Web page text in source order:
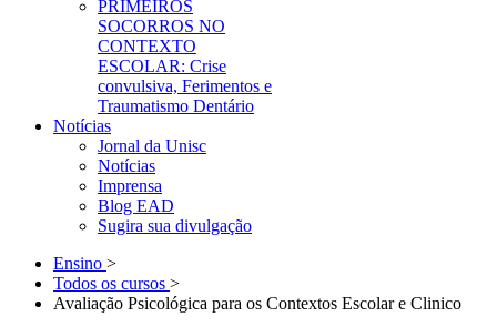
PRIMEIROS
SOCORROS NO
CONTEXTO
ESCOLAR: Crise
convulsiva, Ferimentos e
Traumatismo Dentário
Notícias
Jornal da Unisc
Notícias
Imprensa
Blog EAD
Sugira sua divulgação
Ensino >
Todos os cursos >
Avaliação Psicológica para os Contextos Escolar e Clinico